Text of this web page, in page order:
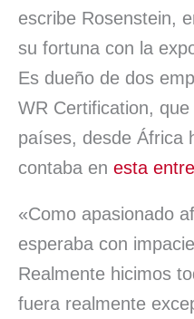
escribe Rosenstein,
su fortuna con la
Es dueño de dos
WR Certification,
países, desde África
contaba en esta
«Como apasionado
esperaba con
Realmente hicimos
fuera realmente